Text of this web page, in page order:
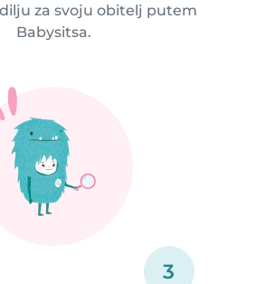
za svoju obitelj putem
Babysitsa.
3